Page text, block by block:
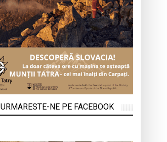
URMARESTE-NE PE FACEBOOK